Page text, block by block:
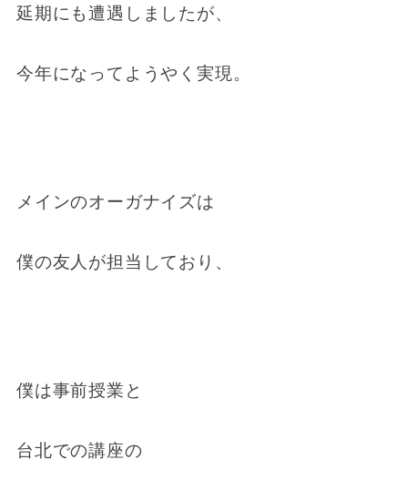
延期にも遭遇しましたが、
今年になってようやく実現。
メインのオーガナイズは
僕の友人が担当しており、
僕は事前授業と
台北での講座の